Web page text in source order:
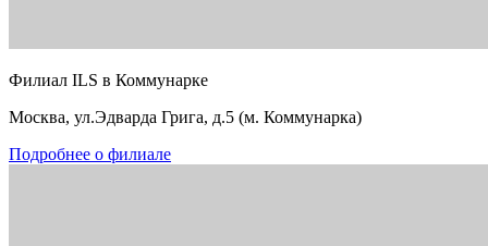
Филиал ILS в Коммунарке
Москва, ул.Эдварда Грига, д.5 (м. Коммунарка)
Подробнее о филиале